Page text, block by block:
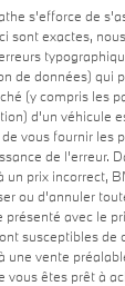
s'efforce de
sont exactes,
de données) qui
(y compris les
d'un véhicule
vous fournir les
de l'erreur.
un prix incorrect,
ou d'annuler
présenté avec le
susceptibles de
une vente
vous êtes prêt à